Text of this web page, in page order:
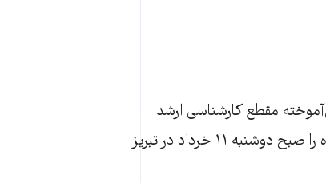
مقطع کارشناسی ارشد
دانشگاه علامه طباطبایی و دبیر پیشین شورای صنفی این دانشگاه را صبح دوشنبه ۱۱ خرداد در تبریز